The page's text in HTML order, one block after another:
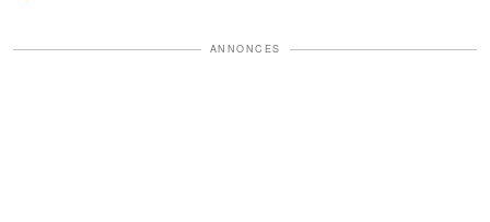
ANNONCES